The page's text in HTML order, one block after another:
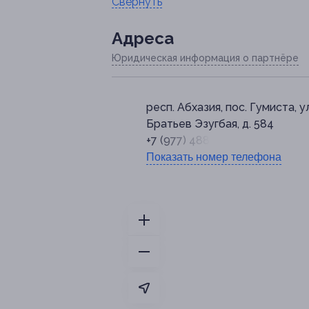
Адресa
Юридическая информация о партнёре
респ. Абхазия, пос. Гумиста,
Братьев Эзугбая, д. 584
+7 (977) 488-10-53
Показать номер телефона